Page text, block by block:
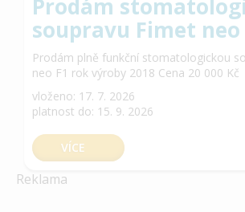
Prodám
soupravu Fimet neo
Prodám plně funkční stomatologickou
neo F1 rok výroby 2018 Cena 20 000 Kč
vloženo: 17. 7. 2026
platnost do: 15. 9. 2026
VÍCE
Reklama